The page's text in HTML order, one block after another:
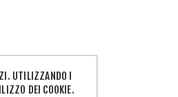
UTILIZZANDO I
DEI COOKIE.